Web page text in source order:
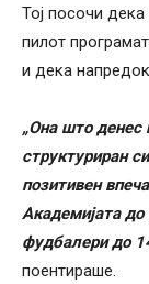
Тој посочи
пилот
и дека
„Она што денес
структуриран
позитивен
Академијата до
фудбалери до
поентираше.